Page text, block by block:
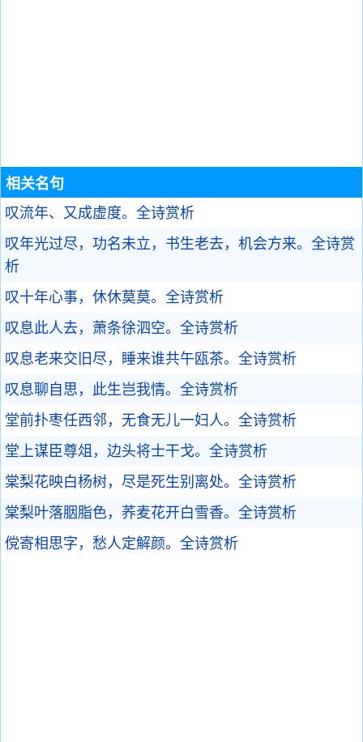
相关名句
叹流年、又成虚度。 全诗赏析
叹年光过尽，功名未立，书生老去，机会方来。 全诗赏
析
叹十年心事，休休莫莫。 全诗赏析
叹息此人去，萧条徐泗空。 全诗赏析
叹息老来交旧尽，睡来谁共午瓯茶。 全诗赏析
叹息聊自思，此生岂我情。 全诗赏析
堂前扑枣任西邻，无食无儿一妇人。 全诗赏析
堂上谋臣尊俎，边头将士干戈。 全诗赏析
棠梨花映白杨树，尽是死生别离处。 全诗赏析
棠梨叶落胭脂色，荞麦花开白雪香。 全诗赏析
傥寄相思字，愁人定解颜。 全诗赏析